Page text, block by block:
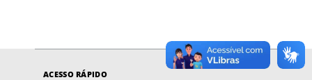
ACESSO RÁPIDO